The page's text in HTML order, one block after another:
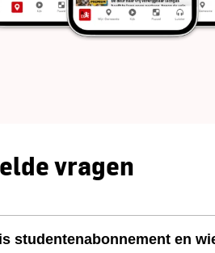
vragen
studentenabonnement en